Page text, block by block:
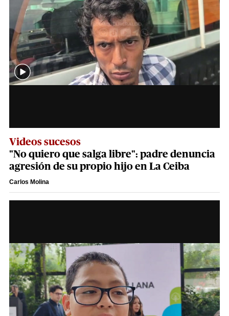
Videos sucesos
"No quiero que salga libre": padre denuncia
agresión de su propio hijo en La Ceiba
Carlos Molina